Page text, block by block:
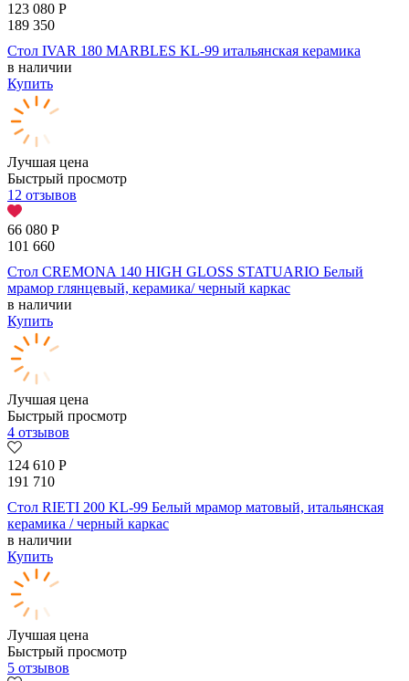
123 080 Р
189 350
Стол IVAR 180 MARBLES KL-99 итальянская керамика
в наличии
Купить
Лучшая цена
Быстрый просмотр
12 отзывов
66 080 Р
101 660
Стол CREMONA 140 HIGH GLOSS STATUARIO Белый
мрамор глянцевый, керамика/ черный каркас
в наличии
Купить
Лучшая цена
Быстрый просмотр
4 отзывов
124 610 Р
191 710
Стол RIETI 200 KL-99 Белый мрамор матовый, итальянская
керамика / черный каркас
в наличии
Купить
Лучшая цена
Быстрый просмотр
5 отзывов